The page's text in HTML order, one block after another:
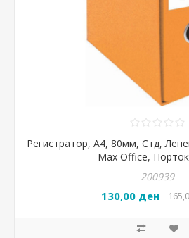
Регистратор, А4, 80мм, Стд,
Max Office,
200939
130,00 ден